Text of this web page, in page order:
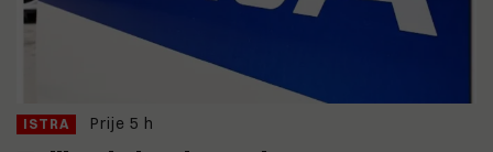
ISTRA Prije 5 h